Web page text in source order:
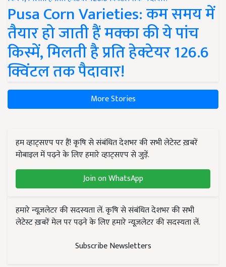
Pusa Corn Varieties: कम समय में
तैयार हो जाती हैं मक्का की ये पांच
किस्में, मिलती है प्रति हेक्टेयर 126.6
क्विंटल तक पैदावार!
More Stories
हम व्हाट्सएप पर हैं! कृषि से संबंधित देशभर की सभी लेटेस्ट ख़बरें
मोबाइल में पढ़ने के लिए हमारे व्हाट्सएप से जुड़ें.
Join on WhatsApp
हमारे न्यूज़लेटर की सदस्यता लें. कृषि से संबंधित देशभर की सभी
लेटेस्ट ख़बरें मेल पर पढ़ने के लिए हमारे न्यूज़लेटर की सदस्यता लें.
Subscribe Newsletters